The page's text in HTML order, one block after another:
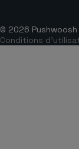
© 2026
Conditions